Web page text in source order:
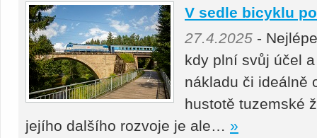
V sedle bicyklu
27.4.2025 -
kdy plní svůj účel
nákladu či ideálně
hustotě tuzemské
jejího dalšího rozvoje je ale… »